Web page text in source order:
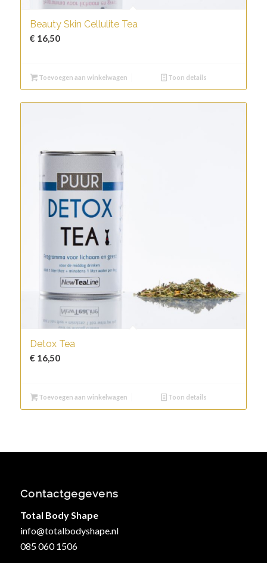
Beauty Skin Cellulite Tea
€ 16,50
Toevoegen aan winkelwagen Toon details
Detox Tea
€ 16,50
Toevoegen aan winkelwagen Toon details
Contactgegevens
Total Body Shape
info@totalbodyshape.nl
085 060 1506